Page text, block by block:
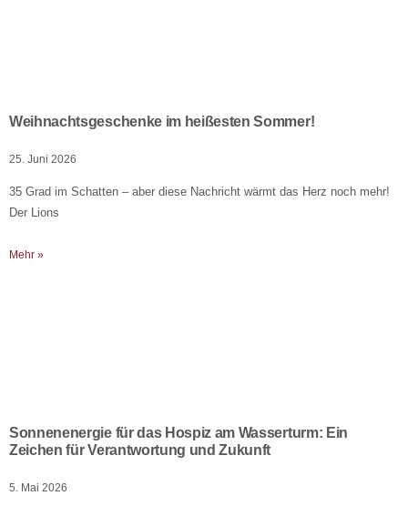
Weihnachtsgeschenke im heißesten Sommer!
25. Juni 2026
35 Grad im Schatten – aber diese Nachricht wärmt das Herz noch mehr!
Der Lions
Mehr »
Sonnenenergie für das Hospiz am Wasserturm: Ein
Zeichen für Verantwortung und Zukunft
5. Mai 2026